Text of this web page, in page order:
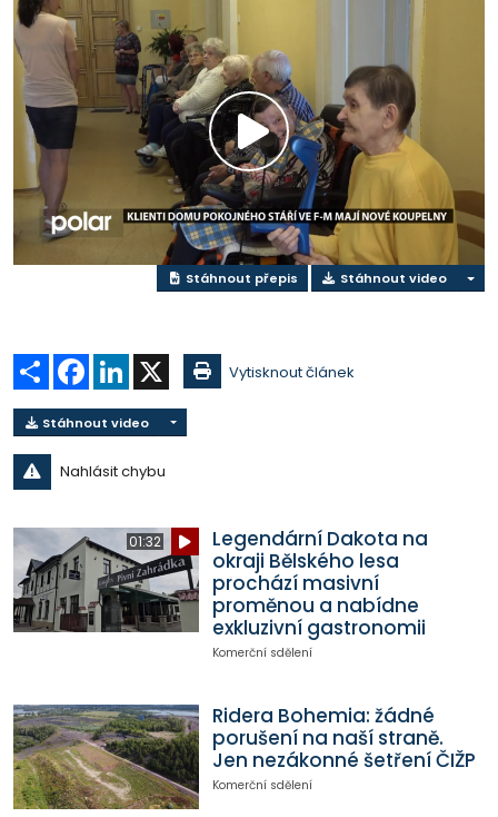
Přehrát
video
Stáhnout přepis Stáhnout video
Sdílet Facebook
LinkedIn Vytisknout článek
Stáhnout video
Nahlásit chybu
01:32
Legendární Dakota na
okraji Bělského lesa
prochází masivní
proměnou a nabídne
exkluzivní gastronomii
Komerční sdělení
Ridera Bohemia: žádné
porušení na naší straně.
Jen nezákonné šetření ČIŽP
Komerční sdělení